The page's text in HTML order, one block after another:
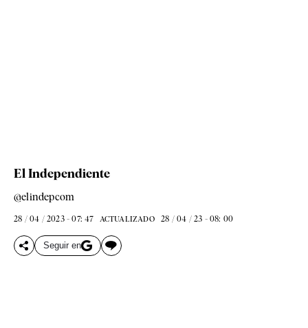
El Independiente
@elindepcom
28 / 04 / 2023 - 07: 47 ACTUALIZADO 28 / 04 / 23 - 08: 00
Seguir en